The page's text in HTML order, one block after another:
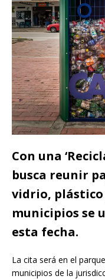
Con una
busca reunir
vidrio, plástico
municipios se
esta fecha.
La cita será en el
municipios de la